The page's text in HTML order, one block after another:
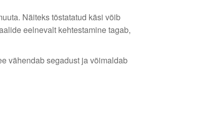
Näiteks tõstatatud käsi võib
eelnevalt kehtestamine tagab,
vähendab segadust ja võimaldab